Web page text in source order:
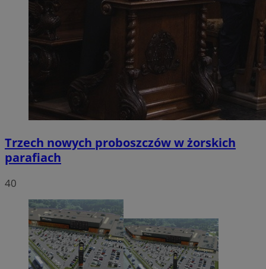
Trzech nowych proboszczów w żorskich
parafiach
40